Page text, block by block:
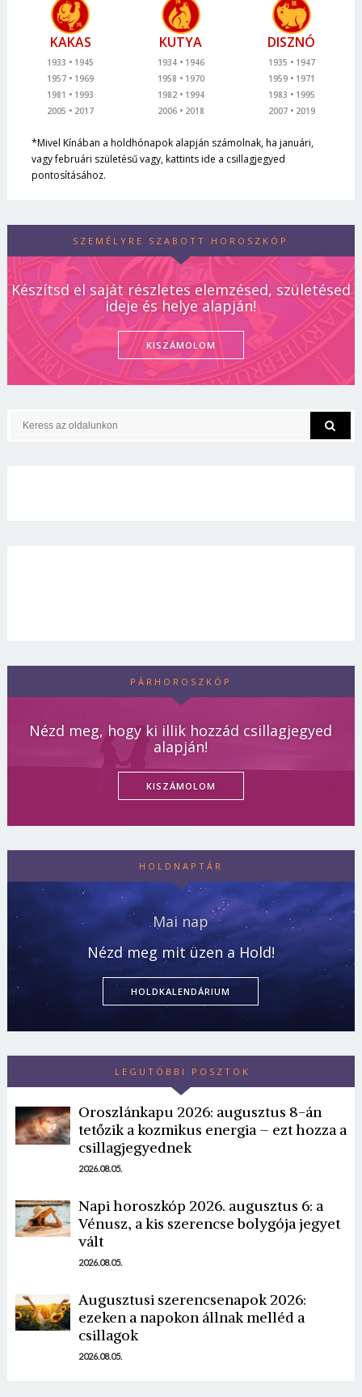
KAKAS
1933
1945
1957
1969
1981
1993
2005
2017
KUTYA
1934
1946
1958
1970
1982
1994
2006
2018
DISZNÓ
1935
1947
1959
1971
1983
1995
2007
2019
*Mivel Kínában a holdhónapok alapján számolnak, ha januári,
vagy februári születésű vagy, kattints ide a csillagjegyed
pontosításához.
SZEMÉLYRE SZABOTT HOROSZKÓP
Készítsd el saját részletes elemzésed, születésed
ideje és helye alapján!
KISZÁMOLOM
PÁRHOROSZKÓP
Nézd meg, hogy ki illik hozzád csillagjegyed
alapján!
KISZÁMOLOM
HOLDNAPTÁR
Mai nap
Nézd meg mit üzen a Hold!
HOLDKALENDÁRIUM
LEGUTÓBBI POSZTOK
Oroszlánkapu 2026: augusztus 8-án
tetőzik a kozmikus energia – ezt hozza a
csillagjegyednek
2026.08.05.
Napi horoszkóp 2026. augusztus 6: a
Vénusz, a kis szerencse bolygója jegyet
vált
2026.08.05.
Augusztusi szerencsenapok 2026:
ezeken a napokon állnak melléd a
csillagok
2026.08.05.
Borsonline bejelentkezés
E-mail cím vagy felhasználónév
Jelszó